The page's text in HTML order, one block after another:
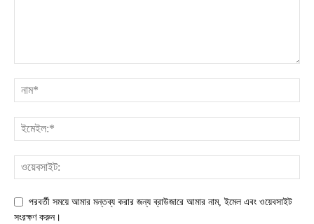
পরবর্তী সময়ে আমার মন্তব্য করার জন্য ব্রাউজারে আমার নাম, ইমেল এবং ওয়েবসাইট
সংরক্ষণ করুন।